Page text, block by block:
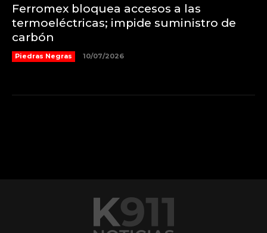
Ferromex bloquea accesos a las
termoeléctricas; impide suministro de
carbón
Piedras Negras 10/07/2026